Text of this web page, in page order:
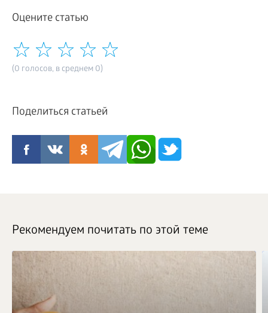
Оцените статью
(0 голосов, в среднем 0)
Поделиться статьей
Рекомендуем почитать по этой теме